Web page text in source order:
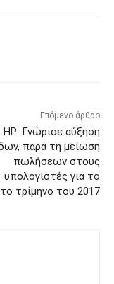
Επόμενο άρθρο
HP: Γνώρισε αύξηση
παρά τη μείωση
πωλήσεων στους
υπολογιστές για το
τρίμηνο του 2017